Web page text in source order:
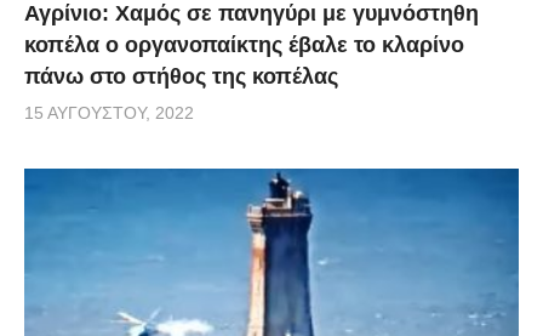
Αγρίνιο: Χαμός σε πανηγύρι με γυμνόστηθη
κοπέλα ο οργανοπαίκτης έβαλε το κλαρίνο
πάνω στο στήθος της κοπέλας
15 ΑΥΓΟΎΣΤΟΥ, 2022